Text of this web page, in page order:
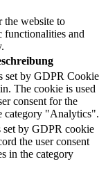
the website to
functionalities and
set by GDPR Cookie
The cookie is used
consent for the
category "Analytics".
set by GDPR cookie
the user consent
in the category